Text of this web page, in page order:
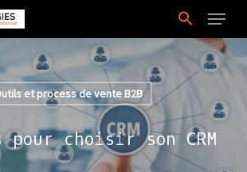
Menu
et process de vente B2B
pour choisir son CRM